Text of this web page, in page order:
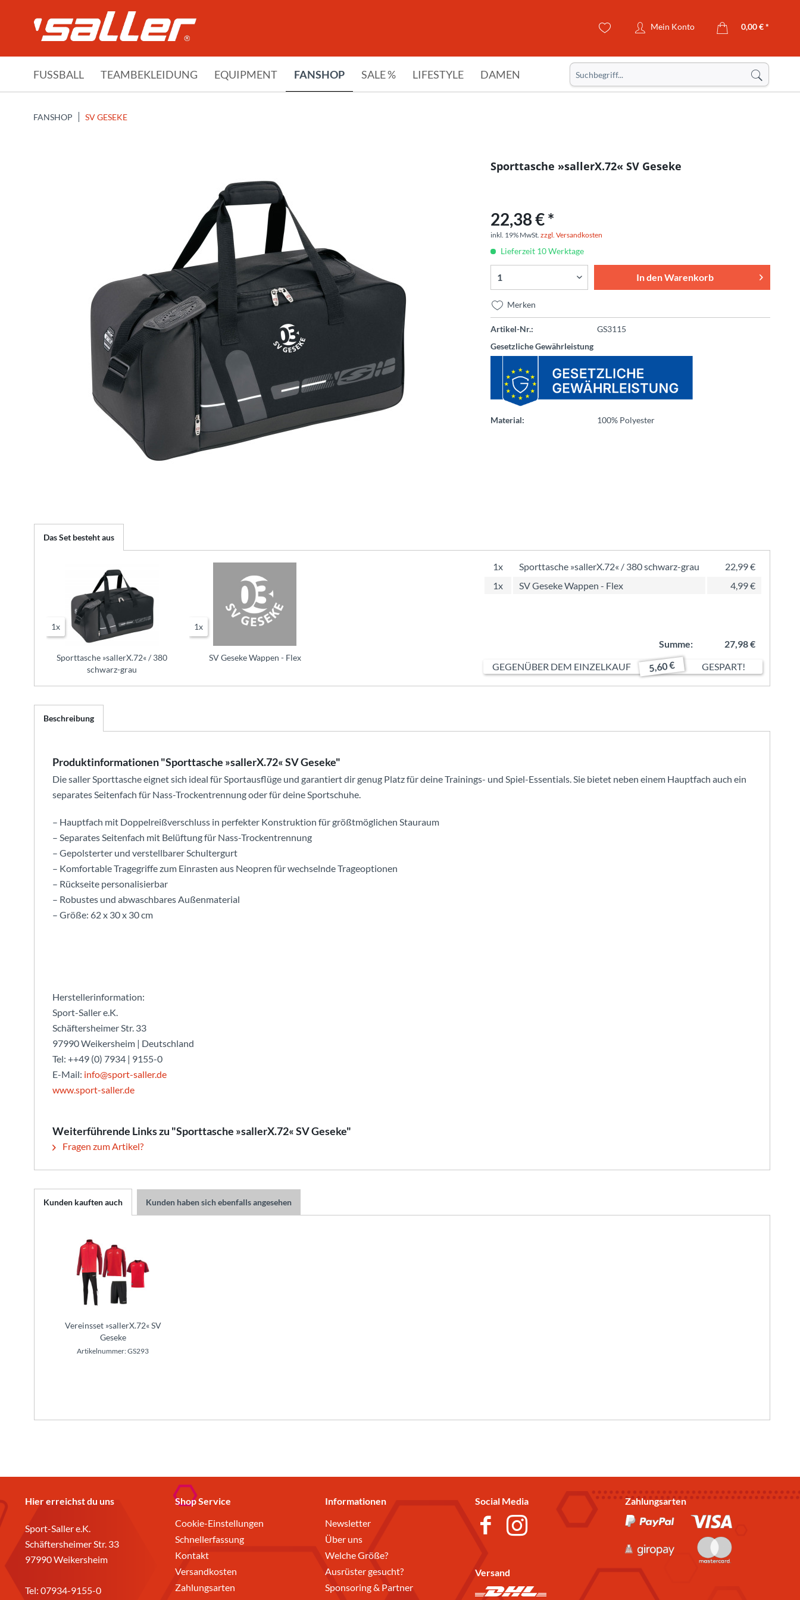
Mein Konto 0,00 € *
FUSSBALL TEAMBEKLEIDUNG EQUIPMENT FANSHOP SALE % LIFESTYLE DAMEN
FANSHOP SV GESEKE
Sporttasche »sallerX.72« SV Geseke
22,38 € *
inkl. 19% MwSt. zzgl. Versandkosten
Lieferzeit 10 Werktage
In denWarenkorb
Merken
Artikel-Nr.:
GS3115
Gesetzliche Gewährleistung
Material: 100% Polyester
Das Set besteht aus
1x
Sporttasche »sallerX.72« / 380
schwarz-grau
1x
SV Geseke Wappen - Flex
1x Sporttasche »sallerX.72« / 380 schwarz-grau
22,99 €
1x
SV Geseke Wappen - Flex 4,99 €
Summe:
27,98 €
GEGENÜBER DEM EINZELKAUF
5,60 € GESPART!
Beschreibung
Produktinformationen "Sporttasche »sallerX.72« SV Geseke"
Die saller Sporttasche eignet sich ideal für Sportausflüge und garantiert dir genug Platz für deine Trainings- und Spiel-Essentials. Sie bietet neben einem Hauptfach auch ein
separates Seitenfach für Nass-Trockentrennung oder für deine Sportschuhe.
– Hauptfach mit Doppelreißverschluss in perfekter Konstruktion für größtmöglichen Stauraum
– Separates Seitenfach mit Belüftung für Nass-Trockentrennung
– Gepolsterter und verstellbarer Schultergurt
– Komfortable Tragegriffe zum Einrasten aus Neopren für wechselnde Trageoptionen
– Rückseite personalisierbar
– Robustes und abwaschbares Außenmaterial
– Größe: 62 x 30 x 30 cm
Herstellerinformation:
Sport-Saller e.K.
Schäftersheimer Str. 33
97990 Weikersheim | Deutschland
Tel: ++49 (0) 7934 | 9155-0
E-Mail: info@sport-saller.de
www.sport-saller.de
Weiterführende Links zu "Sporttasche »sallerX.72« SV Geseke"
Fragen zum Artikel?
Kunden kauften auch Kunden haben sich ebenfalls angesehen
Vereinsset »sallerX.72« SV
Geseke
Artikelnummer: GS293
Hier erreichst du uns
Sport-Saller e.K.
Schäftersheimer Str. 33
97990 Weikersheim
Tel: 07934-9155-0
Shop Service
Cookie-Einstellungen
Schnellerfassung
Kontakt
Versandkosten
Zahlungsarten
Informationen
Newsletter
Über uns
Welche Größe?
Ausrüster gesucht?
Sponsoring & Partner
Social Media
Versand
Zahlungsarten